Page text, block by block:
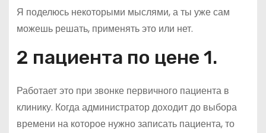
Я поделюсь некоторыми мыслями, а ты уже сам
можешь решать, применять это или нет.
2 пациента по цене 1.
Работает это при звонке первичного пациента в
клинику. Когда администратор доходит до выбора
времени на которое нужно записать пациента, то